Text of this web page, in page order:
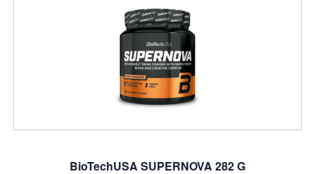
BioTechUSA SUPERNOVA 282 G